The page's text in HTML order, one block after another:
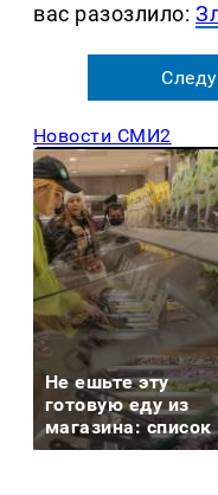
вас разозлило:
Новости СМИ2
Не ешьте эту
готовую еду из
магазина: список